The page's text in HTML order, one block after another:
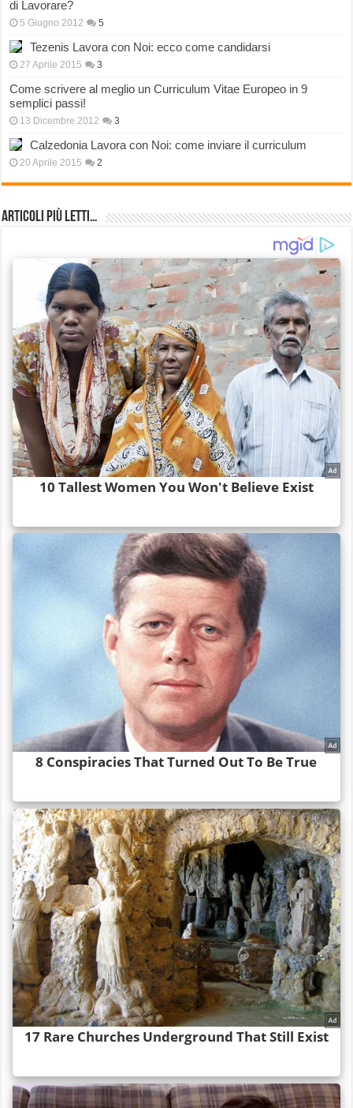
di Lavorare?
5 Giugno 2012 5
Tezenis Lavora con Noi: ecco come candidarsi
27 Aprile 2015 3
Come scrivere al meglio un Curriculum Vitae Europeo in 9
semplici passi!
13 Dicembre 2012 3
Calzedonia Lavora con Noi: come inviare il curriculum
20 Aprile 2015 2
Articoli più Letti…